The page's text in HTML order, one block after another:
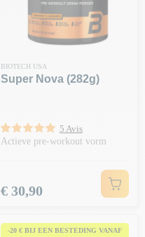
BIOTECH USA
Super Nova (282g)
5 Avis
Actieve pre-workout vorm
Prijs
€ 30,90
-20 € BIJ EEN BESTEDING VANAF